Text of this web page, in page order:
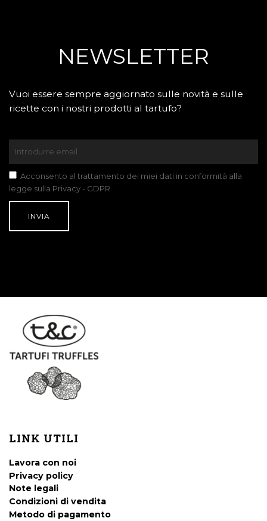
NEWSLETTER
Vuoi essere sempre aggiornato sulle novità e sulle
ricette con i nostri prodotti al tartufo?
Acconsento al trattamento dei miei dati in conformità alla
legge sulla Privacy - GDPR
LINK UTILI
Lavora con noi
Privacy policy
Note legali
Condizioni di vendita
Metodo di pagamento